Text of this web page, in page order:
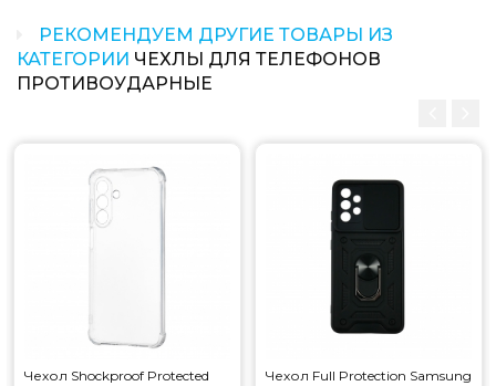
РЕКОМЕНДУЕМ ДРУГИЕ ТОВАРЫ ИЗ
КАТЕГОРИИ ЧЕХЛЫ ДЛЯ ТЕЛЕФОНОВ
ПРОТИВОУДАРНЫЕ
Чехол Shockproof Protected
Чехол Full Protection Samsung